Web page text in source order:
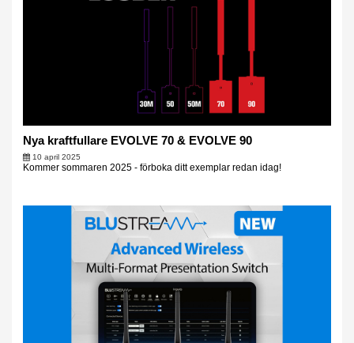
Nya kraftfullare EVOLVE 70 & EVOLVE 90
10 april 2025
Kommer sommaren 2025 - förboka ditt exemplar redan idag!